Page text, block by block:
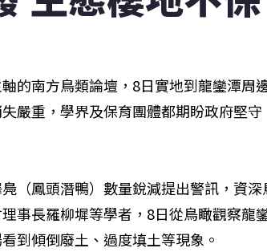
的南方鳥類論壇，8日實地到龍鑾潭周
嚴重，學界及保育團體都期盼政府堅
（鳳頭潛鴨）數量銳減提出警訊，資
事長羅柳墀等學者，8日從鳥瞰觀察龍
到傾倒廢土、過度填土等現象。